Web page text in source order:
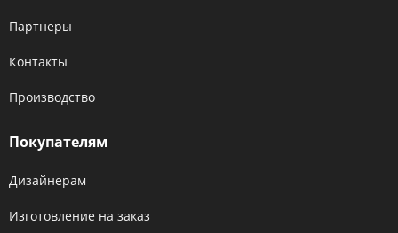
Партнеры
Контакты
Производство
Покупателям
Дизайнерам
Изготовление на заказ